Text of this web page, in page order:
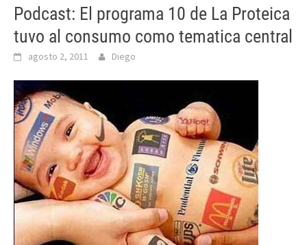
Podcast: El programa 10 de La Proteica
tuvo al consumo como tematica central
agosto 2, 2011 Diego